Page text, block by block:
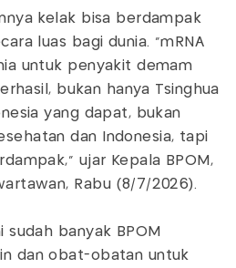
kelak bisa berdampak
luas bagi dunia. "mRNA
untuk penyakit demam
bukan hanya Tsinghua
yang dapat, bukan
dan Indonesia, tapi
ujar Kepala BPOM,
Rabu (8/7/2026).
sudah banyak BPOM
dan obat-obatan untuk